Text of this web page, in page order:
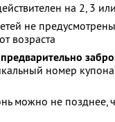
на 2, 3
не
возраста
номер
можно не позднее,